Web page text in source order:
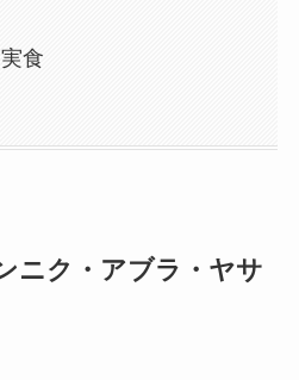
食
ク・アブラ・ヤサ